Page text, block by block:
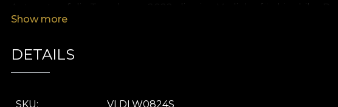
Dekoration von Räumen mit unterschiedlichen Funktionen, wie
gewinnen spektakuläre neue Dimensionen, so dass jeder
Show more
DETAILS
SKU VLDLW0824S